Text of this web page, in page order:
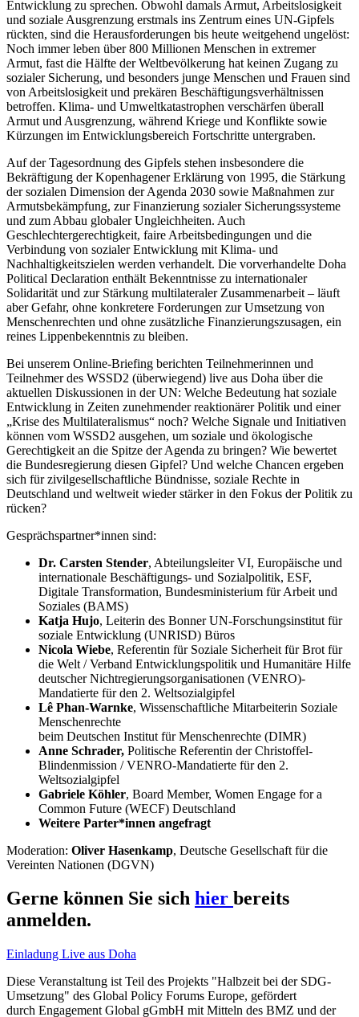
Entwicklung zu sprechen. Obwohl damals Armut, Arbeitslosigkeit
und soziale Ausgrenzung erstmals ins Zentrum eines UN-Gipfels
rückten, sind die Herausforderungen bis heute weitgehend ungelöst:
Noch immer leben über 800 Millionen Menschen in extremer
Armut, fast die Hälfte der Weltbevölkerung hat keinen Zugang zu
sozialer Sicherung, und besonders junge Menschen und Frauen sind
von Arbeitslosigkeit und prekären Beschäftigungsverhältnissen
betroffen. Klima- und Umweltkatastrophen verschärfen überall
Armut und Ausgrenzung, während Kriege und Konflikte sowie
Kürzungen im Entwicklungsbereich Fortschritte untergraben.
Auf der Tagesordnung des Gipfels stehen insbesondere die
Bekräftigung der Kopenhagener Erklärung von 1995, die Stärkung
der sozialen Dimension der Agenda 2030 sowie Maßnahmen zur
Armutsbekämpfung, zur Finanzierung sozialer Sicherungssysteme
und zum Abbau globaler Ungleichheiten. Auch
Geschlechtergerechtigkeit, faire Arbeitsbedingungen und die
Verbindung von sozialer Entwicklung mit Klima- und
Nachhaltigkeitszielen werden verhandelt. Die vorverhandelte Doha
Political Declaration enthält Bekenntnisse zu internationaler
Solidarität und zur Stärkung multilateraler Zusammenarbeit – läuft
aber Gefahr, ohne konkretere Forderungen zur Umsetzung von
Menschenrechten und ohne zusätzliche Finanzierungszusagen, ein
reines Lippenbekenntnis zu bleiben.
Bei unserem Online-Briefing berichten Teilnehmerinnen und
Teilnehmer des WSSD2 (überwiegend) live aus Doha über die
aktuellen Diskussionen in der UN: Welche Bedeutung hat soziale
Entwicklung in Zeiten zunehmender reaktionärer Politik und einer
„Krise des Multilateralismus“ noch? Welche Signale und Initiativen
können vom WSSD2 ausgehen, um soziale und ökologische
Gerechtigkeit an die Spitze der Agenda zu bringen? Wie bewertet
die Bundesregierung diesen Gipfel? Und welche Chancen ergeben
sich für zivilgesellschaftliche Bündnisse, soziale Rechte in
Deutschland und weltweit wieder stärker in den Fokus der Politik zu
rücken?
Gesprächspartner*innen sind:
Dr. Carsten Stender, Abteilungsleiter VI, Europäische und
internationale Beschäftigungs- und Sozialpolitik, ESF,
Digitale Transformation, Bundesministerium für Arbeit und
Soziales (BAMS)
Katja Hujo, Leiterin des Bonner UN-Forschungsinstitut für
soziale Entwicklung (UNRISD) Büros
Nicola Wiebe, Referentin für Soziale Sicherheit für Brot für
die Welt / Verband Entwicklungspolitik und Humanitäre Hilfe
deutscher Nichtregierungsorganisationen (VENRO)-
Mandatierte für den 2. Weltsozialgipfel
Lê Phan-Warnke, Wissenschaftliche Mitarbeiterin Soziale
Menschenrechte
beim Deutschen Institut für Menschenrechte (DIMR)
Anne Schrader, Politische Referentin der Christoffel-
Blindenmission / VENRO-Mandatierte für den 2.
Weltsozialgipfel
Gabriele Köhler, Board Member, Women Engage for a
Common Future (WECF) Deutschland
Weitere Parter*innen angefragt
Moderation: Oliver Hasenkamp, Deutsche Gesellschaft für die
Vereinten Nationen (DGVN)
Gerne können Sie sich hier bereits
anmelden.
Einladung Live aus Doha
Diese Veranstaltung ist Teil des Projekts "Halbzeit bei der SDG-
Umsetzung" des Global Policy Forums Europe, gefördert
durch Engagement Global gGmbH mit Mitteln des BMZ und der